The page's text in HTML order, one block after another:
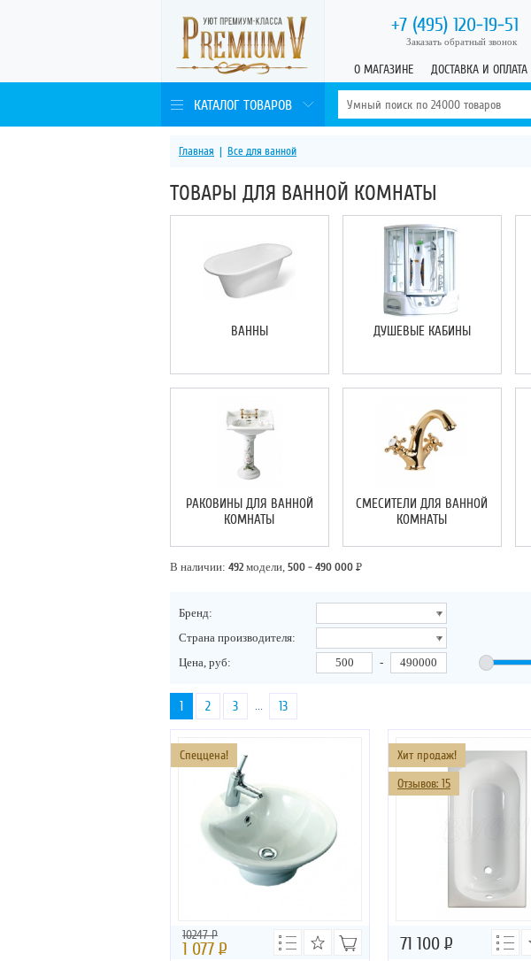
+7 (495) 120-19-51
Заказать обратный звонок
О МАГАЗИНЕ ДОСТАВКА И ОПЛАТА
КАТАЛОГ ТОВАРОВ
Главная | Все для ванной
ТОВАРЫ ДЛЯ ВАННОЙ КОМНАТЫ
ВАННЫ ДУШЕВЫЕ КАБИНЫ
РАКОВИНЫ ДЛЯ ВАННОЙ
КОМНАТЫ
СМЕСИТЕЛИ ДЛЯ ВАННОЙ
КОМНАТЫ
В наличии: 492 модели, 500 - 490 000 Р
Бренд:
Страна производителя:
Цена, руб:
-
1 2 3 13
Спеццена!
10247 Р
1 077 Р
Хит продаж!
Отзывов: 15
71 100 Р